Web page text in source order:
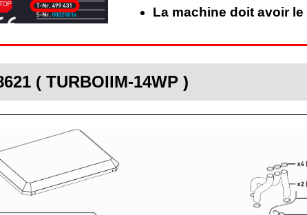
La machine doit avoir le
( TURBOIIM-14WP )